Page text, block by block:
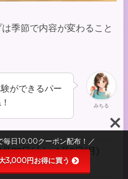
季節で内容が変わること
みちる
ができるパー
28日(土)〜1月6日(月)
毎日10:00クーポン配布！／
3,000円お得に買う